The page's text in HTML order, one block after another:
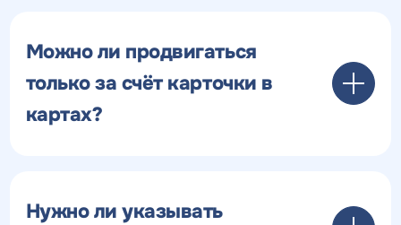
Можно ли продвигаться
только за счёт карточки в
картах?
Нужно ли указывать